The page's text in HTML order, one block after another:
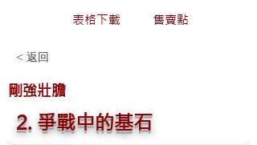
表格下載
售賣點
< 返回
剛強壯膽
2. 爭戰中的基石